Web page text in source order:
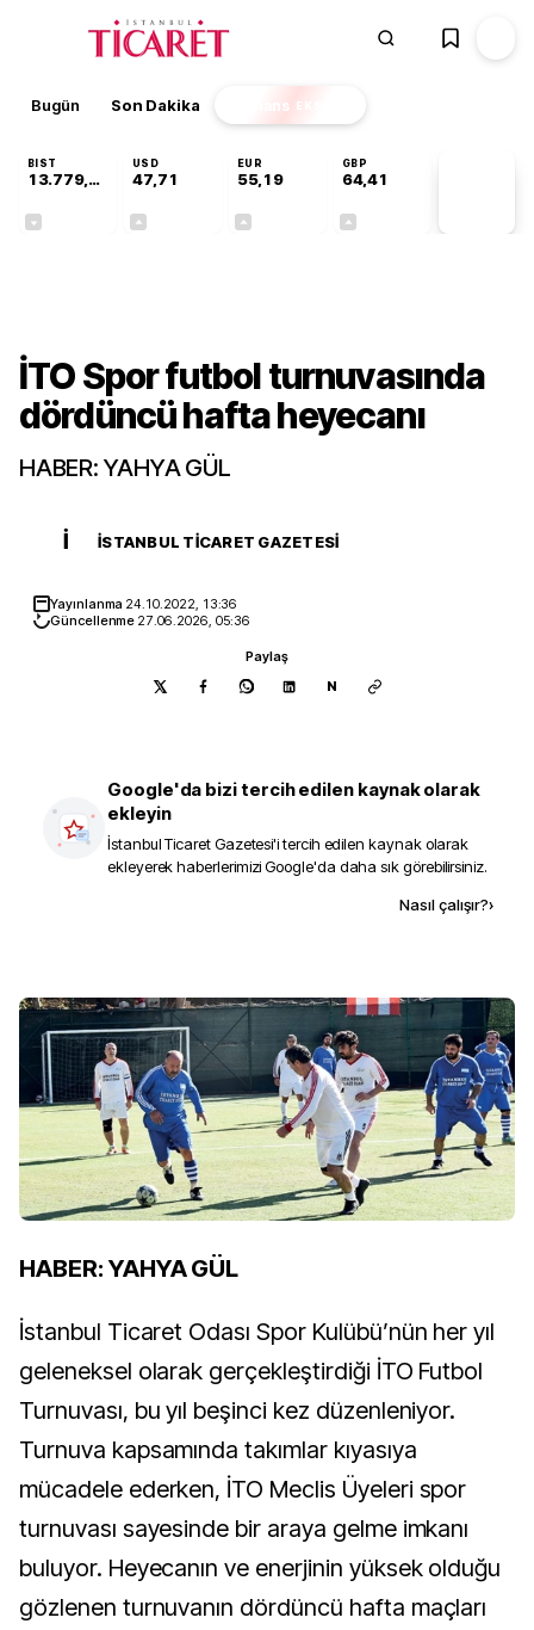
Bugün Son Dakika Finans EKSTRA
BIST
13.779,39
USD
47,71
EUR
55,19
GBP
64,41
İTO Spor futbol turnuvasında
dördüncü hafta heyecanı
HABER: YAHYA GÜL
İ İSTANBUL TICARET GAZETESI
Yayınlanma 24.10.2022, 13:36
Güncellenme 27.06.2026, 05:36
Paylaş
N
Google'da bizi tercih edilen kaynak olarak
ekleyin
İstanbul Ticaret Gazetesi'i tercih edilen kaynak olarak
ekleyerek haberlerimizi Google'da daha sık görebilirsiniz.
Nasıl çalışır?›
HABER: YAHYA GÜL
İstanbul Ticaret Odası Spor Kulübü’nün her yıl
geleneksel olarak gerçekleştirdiği İTO Futbol
Turnuvası, bu yıl beşinci kez düzenleniyor.
Turnuva kapsamında takımlar kıyasıya
mücadele ederken, İTO Meclis Üyeleri spor
turnuvası sayesinde bir araya gelme imkanı
buluyor. Heyecanın ve enerjinin yüksek olduğu
gözlenen turnuvanın dördüncü hafta maçları